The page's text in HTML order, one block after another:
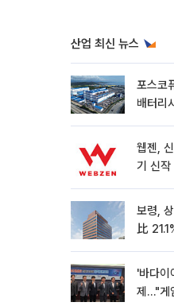
산업 최신 뉴스
포스코
배터리
웹젠,
기 신작
보령,
比
'바다
제…"게